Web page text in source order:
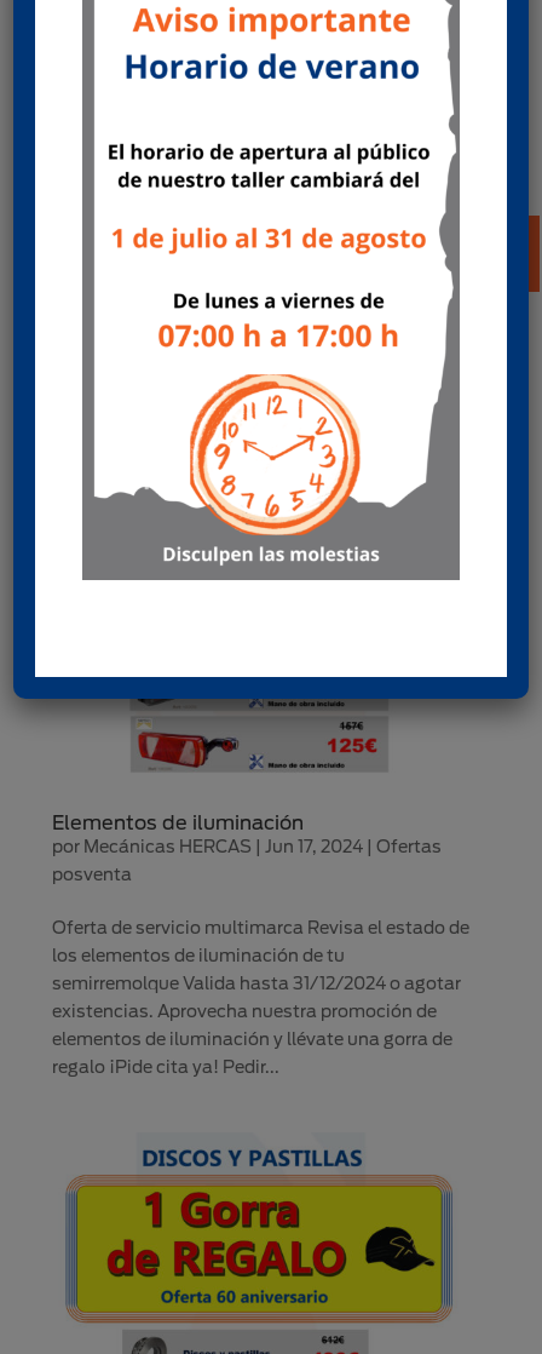
Mecánicas HERCAS|Jun 25, 2024| Ofertas
Oferta de servicio multimarca ¡Qué no se te falte
actuadores de freno. Valida hasta 31/12/2024 o
agotar existencias. Aprovecha nuestra
Elementos de iluminación
por Mecánicas HERCAS Jun 17, 2024 |Ofertas
posventa
Oferta de servicio multimarca Revisa el estado de
los elementos de iluminación de tu
semirremolque Valida hasta 31/12/2024 o agotar
existencias. Aprovecha nuestra promoción de
elementos de iluminación y llévate una gorra de
regalo ¡Pide cita ya! Pedir...